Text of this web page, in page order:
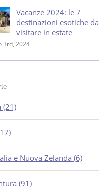
Vacanze 2024: le 7
destinazioni esotiche da
visitare in estate
3rd, 2024
(21)
e Nuova Zelanda (6)
(91)